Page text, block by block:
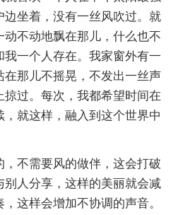
坐着，没有一丝风吹过。就
不动地飘在那儿，什么也不
一个人存在。我家窗外有一
在那儿不摇晃，不发出一丝声
过。每次，我都希望时间在
就这样，融入到这个世界中
，不需要风的做伴，这会打破
人分享，这样的美丽就会减
这样会增加不协调的声音。